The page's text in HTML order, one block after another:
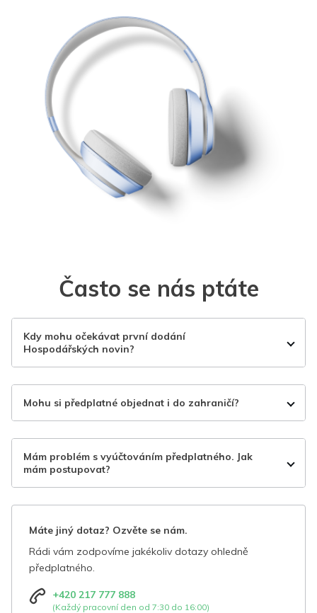
Často se nás ptáte
Kdy mohu očekávat první dodání
Hospodářských novin?
Mohu si předplatné objednat i do zahraničí?
Mám problém s vyúčtováním předplatného. Jak
mám postupovat?
Máte jiný dotaz? Ozvěte se nám.
Rádi vám zodpovíme jakékoliv dotazy ohledně
předplatného.
+420 217 777 888
(Každý pracovní den od 7:30 do 16:00)